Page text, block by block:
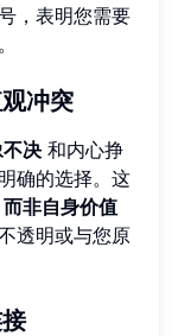
，表明您需要
冲突
决 和内心挣
确的选择。这
非自身价值
透明或与您原